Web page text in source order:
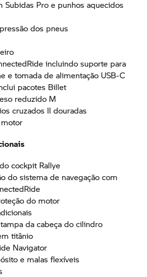
Subidas Pro e punhos aquecidos
dos pneus
incluindo suporte para
e tomada de alimentação USB-C
pacotes Billet
reduzido M
cruzados II douradas
cockpit Rallye
do sistema de navegação com
do motor
da cabeça do cilindro
titânio
Navigator
e malas flexíveis